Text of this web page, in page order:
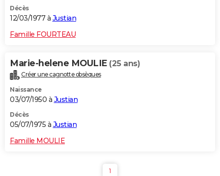
Décès
12/03/1977 à Justian
Famille FOURTEAU
Marie-helene MOULIE (25 ans)
Créer une cagnotte obsèques
Naissance
03/07/1950 à Justian
Décès
05/07/1975 à Justian
Famille MOULIE
1